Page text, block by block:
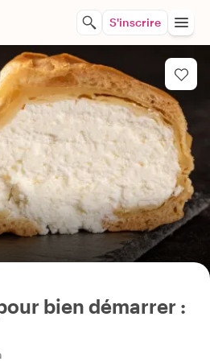
S'inscrire
bien démarrer :